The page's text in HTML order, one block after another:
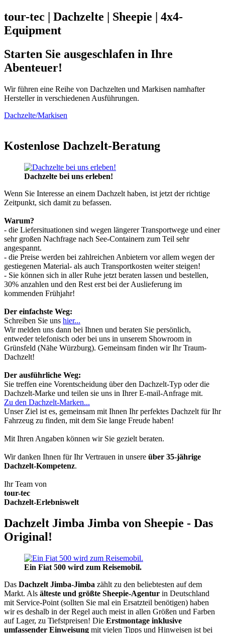
tour-tec | Dachzelte | Sheepie | 4x4-
Equipment
Starten Sie ausgeschlafen in Ihre
Abenteuer!
Wir führen eine Reihe von Dachzelten und Markisen namhafter
Hersteller in verschiedenen Ausführungen.
Dachzelte/Markisen
Kostenlose Dachzelt-Beratung
Dachzelte bei uns erleben!
Wenn Sie Interesse an einem Dachzelt haben, ist jetzt der richtige
Zeitpunkt, sich damit zu befassen.
Warum?
- die Liefersituationen sind wegen längerer Transportwege und einer
sehr großen Nachfrage nach See-Containern zum Teil sehr
angespannt.
- die Preise werden bei zahlreichen Anbietern vor allem wegen der
gestiegenen Material- als auch Transportkosten weiter steigen!
- Sie können sich in aller Ruhe jetzt beraten lassen und bestellen,
30% anzahlen und den Rest erst bei der Auslieferung im
kommenden Frühjahr!
Der einfachste Weg:
Schreiben Sie uns hier...
Wir melden uns dann bei Ihnen und beraten Sie persönlich,
entweder telefonisch oder bei uns in unserem Showroom in
Grünsfeld (Nähe Würzburg). Gemeinsam finden wir Ihr Traum-
Dachzelt!
Der ausführliche Weg:
Sie treffen eine Vorentscheidung über den Dachzelt-Typ oder die
Dachzelt-Marke und teilen sie uns in Ihrer E-mail-Anfrage mit.
Zu den Dachzelt-Marken...
Unser Ziel ist es, gemeinsam mit Ihnen Ihr perfektes Dachzelt für Ihr
Fahrzeug zu finden, mit dem Sie lange Freude haben!
Mit Ihren Angaben können wir Sie gezielt beraten.
Wir danken Ihnen für Ihr Vertrauen in unsere über 35-jährige
Dachzelt-Kompetenz.
Ihr Team von
tour-tec
Dachzelt-Erlebniswelt
Dachzelt Jimba Jimba von Sheepie - Das
Original!
Ein Fiat 500 wird zum Reisemobil.
Das Dachzelt Jimba-Jimba zählt zu den beliebtesten auf dem
Markt. Als älteste und größte Sheepie-Agentur in Deutschland
mit Service-Point (sollten Sie mal ein Ersatzteil benötigen) haben
wir es deshalb in der Regel auch meist in allen Größen und Farben
auf Lager, zu Tiefstpreisen! Die Erstmontage inklusive
umfassender Einweisung mit vielen Tipps und Hinweisen ist bei